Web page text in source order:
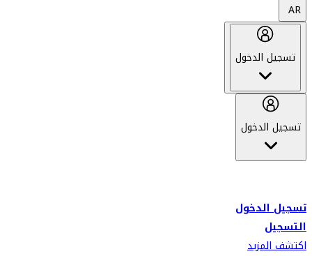
AR
تسجيل الدخول
تسجيل الدخول
تسجيل الدخول
التسجيل
اكتشف المزيد